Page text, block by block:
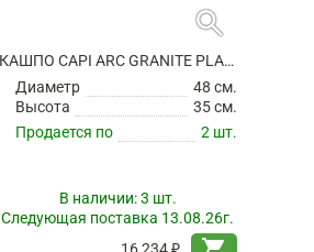
search
КАШПО CAPI ARC GRANITE PLANTER BALL WARM TAUPE
Диаметр
48 см.
Высота
35 см.
Продается по
2 шт.
В наличии:3 шт.
Следующая поставка 13.08.26г.
16 234 ₽